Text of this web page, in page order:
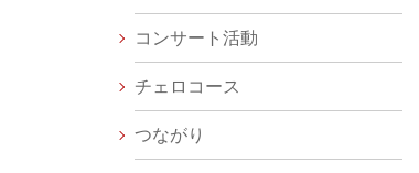
コンサート活動
チェロコース
つながり